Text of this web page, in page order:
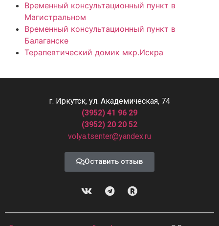
Временный консультационный пункт в
Магистральном
Временный консультационный пункт в
Балаганске
Терапевтический домик мкр.Искра
г. Иркутск, ул. Академическая, 74
(3952) 41 96 29
(3952) 20 20 52
volya.tsenter@yandex.ru
Оставить отзыв